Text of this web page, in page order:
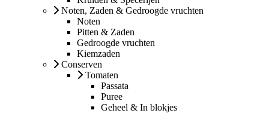
Noten, Zaden & Gedroogde vruchten
Noten
Pitten & Zaden
Gedroogde vruchten
Kiemzaden
Conserven
Tomaten
Passata
Puree
Geheel & In blokjes